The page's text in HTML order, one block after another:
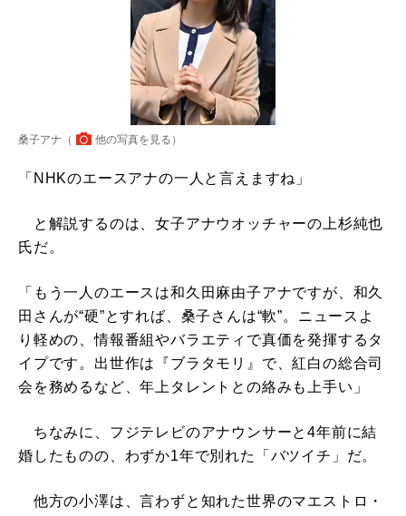
桑子アナ（ 他の写真を見る ）
「NHKのエースアナの一人と言えますね」
と解説するのは、女子アナウオッチャーの上杉純也
氏だ。
「もう一人のエースは和久田麻由子アナですが、和久
田さんが“硬”とすれば、桑子さんは“軟”。ニュースよ
り軽めの、情報番組やバラエティで真価を発揮するタ
イプです。出世作は『ブラタモリ』で、紅白の総合司
会を務めるなど、年上タレントとの絡みも上手い」
ちなみに、フジテレビのアナウンサーと4年前に結
婚したものの、わずか1年で別れた「バツイチ」だ。
他方の小澤は、言わずと知れた世界のマエストロ・